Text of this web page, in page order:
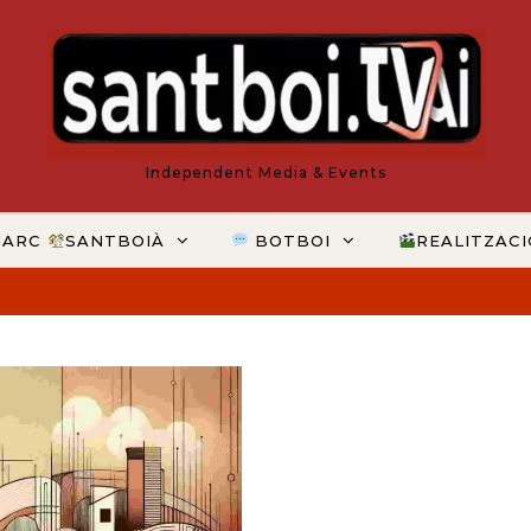
Independent Media & Events
SANTBOIÀ BOTBOI